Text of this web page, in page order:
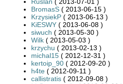
BromasS ( 2013-06-15 )
KrzysiekP ( 2013-06-13 )
KiESWY ( 2013-06-08 )
siwuch ( 2013-05-30 )
Wilk ( 2013-05-03 )
krzychu ( 2013-02-13 )
michal15 ( 2012-12-31 )
kertoip_90 ( 2012-09-20 )
h4te ( 2012-09-11 )
callistratis ( 2012-09-08 )